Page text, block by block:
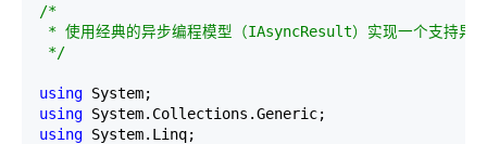
/*
* 使用经典的异步编程模型（IAsyncResult）实现一个支持异
*/
using
using
using